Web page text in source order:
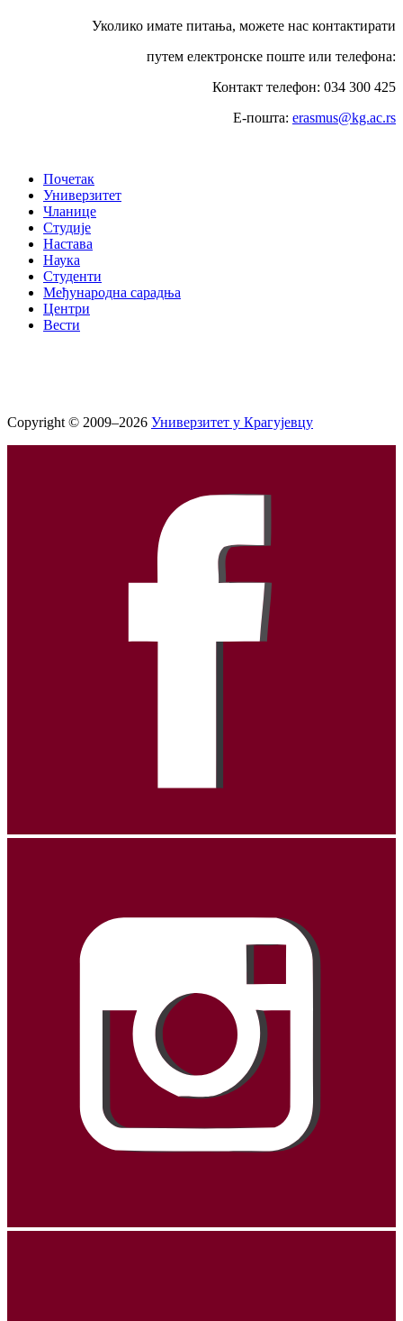
Уколико имате питања, можете нас контактирати
путем електронске поште или телефона:
Контакт телефон: 034 300 425
Е-пошта: erasmus@kg.ac.rs
Почетак
Универзитет
Чланице
Студије
Настава
Наука
Студенти
Међународна сарадња
Центри
Вести
Copyright © 2009–2026 Универзитет у Крагујевцу